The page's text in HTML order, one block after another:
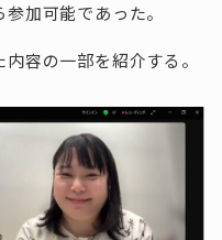
加可能であった。
容の一部を紹介する。